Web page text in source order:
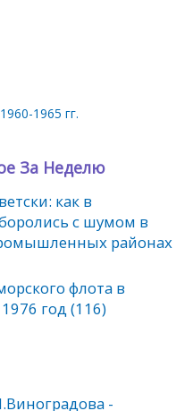
1965 гг.
За Неделю
как в
с шумом в
районах
флота в
год (116)
-